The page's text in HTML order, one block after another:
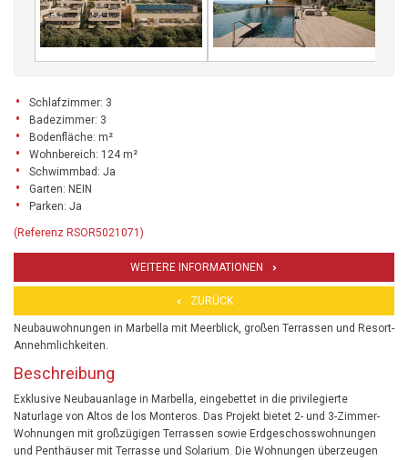
Schlafzimmer: 3
Badezimmer: 3
Bodenfläche: m²
Wohnbereich: 124 m²
Schwimmbad: Ja
Garten: NEIN
Parken: Ja
(Referenz RSOR5021071)
WEITERE INFORMATIONEN
ZURÜCK
Neubauwohnungen in Marbella mit Meerblick, großen Terrassen und Resort-
Annehmlichkeiten.
Beschreibung
Exklusive Neubauanlage in Marbella, eingebettet in die privilegierte
Naturlage von Altos de los Monteros. Das Projekt bietet 2- und 3-Zimmer-
Wohnungen mit großzügigen Terrassen sowie Erdgeschosswohnungen
und Penthäuser mit Terrasse und Solarium. Die Wohnungen überzeugen